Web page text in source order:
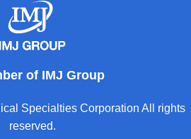
of IMJ Group
Specialties Corporation All rights
reserved.